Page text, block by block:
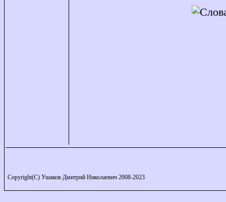
Copyright(C) Ушаков Дмитрий Николаевич 2008-2023